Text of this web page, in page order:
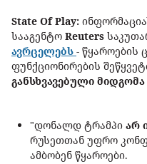
State Of Play:
სააგენტო Reuters
ავრცელებს - წყაროების
ფუნქციონირების
განსხვავებული მიდგომა
"დონალდ ტრამპი არ
რუსეთთან უფრო
ამბობენ წყაროები.